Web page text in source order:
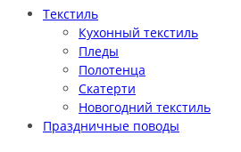
Текстиль
Кухонный текстиль
Пледы
Полотенца
Скатерти
Новогодний текстиль
Праздничные поводы